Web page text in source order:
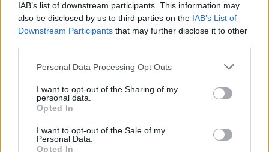
IAB’s list of downstream participants. This information may
also be disclosed by us to third parties on the IAB’s List of
Downstream Participants that may further disclose it to other
Personal Data Processing Opt Outs
I want to opt-out of the Sharing of my
personal data.
Opted In
I want to opt-out of the Sale of my
Personal Data.
Opted In
Łabędzi śpiew
Manipulować zbiorową świadomością, ogłupiać
Nudzić, uporczywie domagać się czegoś od kogoś,
nalegać
Ostatni przejaw czyjejś działalności w jakiejś dziedzinie
O czymś bardzo rzadkim a poszukiwanym, mającym